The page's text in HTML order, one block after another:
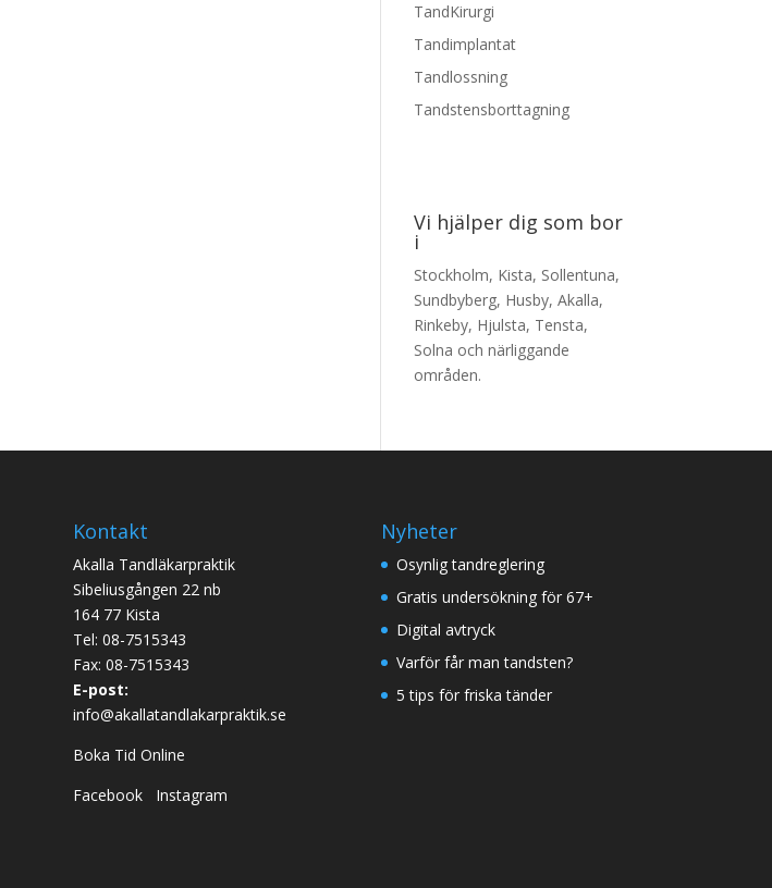
TandKirurgi
Tandimplantat
Tandlossning
Tandstensborttagning
Vi hjälper dig som bor
i
Stockholm, Kista, Sollentuna,
Sundbyberg, Husby, Akalla,
Rinkeby, Hjulsta, Tensta,
Solna och närliggande
områden.
Kontakt
Akalla Tandläkarpraktik
Sibeliusgången 22 nb
164 77 Kista
Tel: 08-7515343
Fax: 08-7515343
E-post:
info@akallatandlakarpraktik.se
Boka Tid Online
Facebook
Instagram
Nyheter
Osynlig tandreglering
Gratis undersökning för 67+
Digital avtryck
Varför får man tandsten?
5 tips för friska tänder